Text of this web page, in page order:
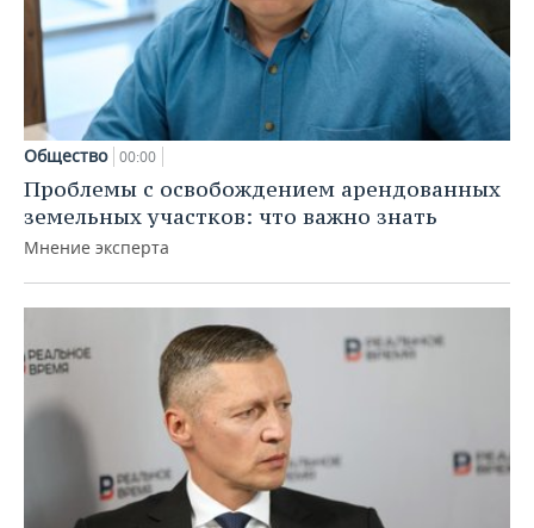
Общество 00:00
Проблемы с освобождением арендованных
земельных участков: что важно знать
Мнение эксперта